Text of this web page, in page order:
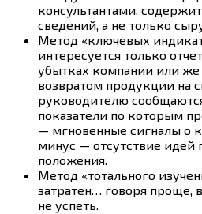
консультантами,
сведений, а не только
Метод «ключевых
интересуется только
убытках компании или
возвратом продукции на
руководителю
показатели по которым
— мгновенные сигналы о
минус — отсутствие идей
положения.
Метод «тотального
затратен… говоря проще,
не успеть.